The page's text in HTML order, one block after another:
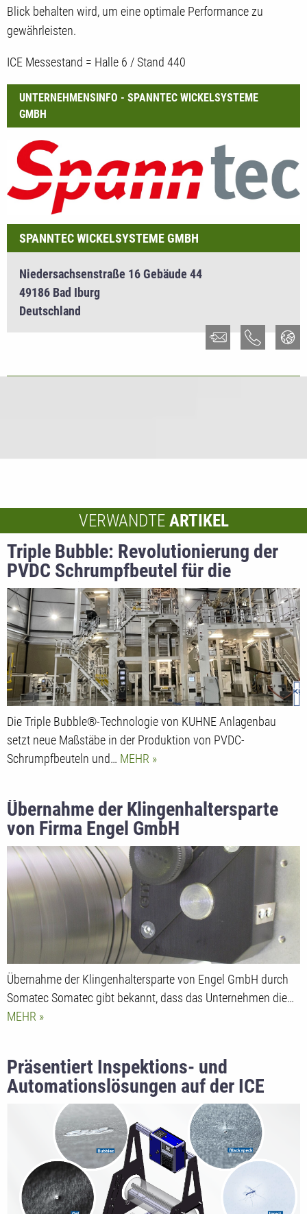
Blick behalten wird, um eine optimale Performance zu
gewährleisten.
ICE Messestand = Halle 6 / Stand 440
UNTERNEHMENSINFO - SPANNTEC WICKELSYSTEME
GMBH
SPANNTEC WICKELSYSTEME GMBH
Niedersachsenstraße 16 Gebäude 44
49186 Bad Iburg
Deutschland
VERWANDTE ARTIKEL
Triple Bubble: Revolutionierung der
PVDC Schrumpfbeutel für die
Lebensmittelverpackungsindustrie
Die Triple Bubble®-Technologie von KUHNE Anlagenbau
setzt neue Maßstäbe in der Produktion von PVDC-
Schrumpfbeuteln und… MEHR
Übernahme der Klingenhaltersparte
von Firma Engel GmbH
Übernahme der Klingenhaltersparte von Engel GmbH durch
Somatec Somatec gibt bekannt, dass das Unternehmen die…
MEHR
Präsentiert Inspektions- und
Automationslösungen auf der ICE